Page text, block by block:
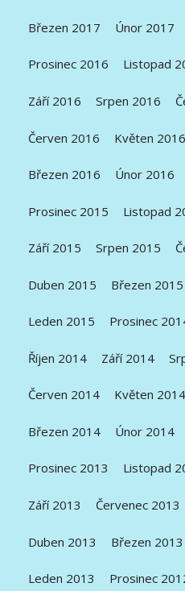
Březen 2017 Únor 2017
Prosinec 2016 Listopad
Září 2016 Srpen 2016
Červen 2016 Květen 2016
Březen 2016 Únor 2016
Prosinec 2015 Listopad
Září 2015 Srpen 2015
Duben 2015 Březen 2015
Leden 2015 Prosinec
Říjen 2014 Září 2014
Červen 2014 Květen 2014
Březen 2014 Únor 2014
Prosinec 2013 Listopad
Září 2013 Červenec 2013
Duben 2013 Březen 2013
Leden 2013 Prosinec